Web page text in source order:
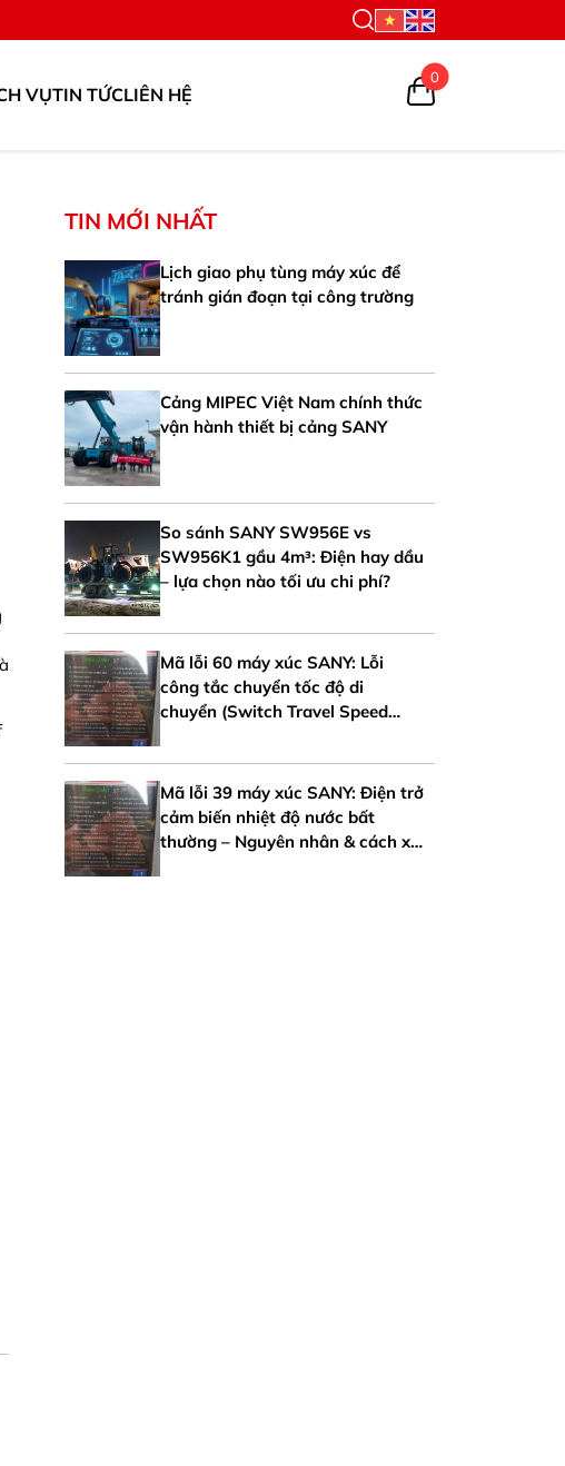
VỤTIN TỨCLIÊN HỆ
0
TIN MỚI NHẤT
Lịch giao phụ tùng máy xúc để
tránh gián đoạn tại công trường
Cảng MIPEC Việt Nam chính thức
vận hành thiết bị cảng SANY
So sánh SANY SW956E vs
SW956K1 gầu 4m³: Điện hay dầu
– lựa chọn nào tối ưu chi phí?
Mã lỗi 60 máy xúc SANY: Lỗi
công tắc chuyển tốc độ di
chuyển (Switch Travel Speed
Mã lỗi 39 máy xúc SANY: Điện trở
cảm biến nhiệt độ nước bất
thường – Nguyên nhân & cách xử